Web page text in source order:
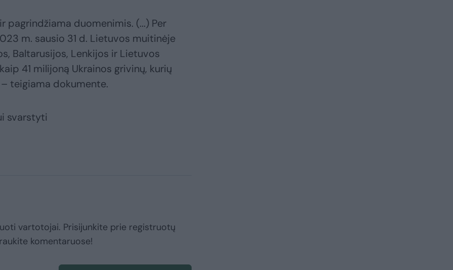
pagrindžiama duomenimis. (...) Per
m. sausio 31 d. Lietuvos muitinėje
Baltarusijos, Lenkijos ir Lietuvos
41 milijoną Ukrainos grivinų, kurių
teigiama dokumente.
svarstyti
vartotojai. Prisijunkite prie registruotų
komentaruose!